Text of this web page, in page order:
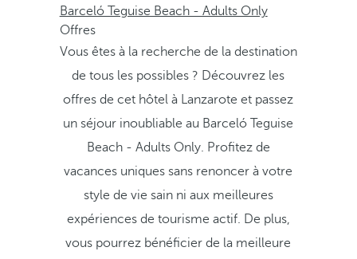
Barceló Teguise Beach - Adults Only
Offres
Vous êtes à la recherche de la destination
de tous les possibles ? Découvrez les
offres de cet hôtel à Lanzarote et passez
un séjour inoubliable au Barceló Teguise
Beach - Adults Only. Profitez de
vacances uniques sans renoncer à votre
style de vie sain ni aux meilleures
expériences de tourisme actif. De plus,
vous pourrez bénéficier de la meilleure